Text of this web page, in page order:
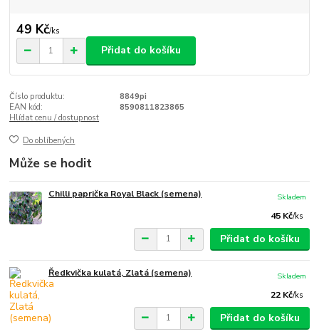
49 Kč/ks
Přidat do košíku
Číslo produktu:
8849pi
EAN kód:
8590811823865
Hlídat cenu / dostupnost
Do oblíbených
Může se hodit
Chilli paprička Royal Black (semena)
45 Kč/ks
Skladem
Přidat do košíku
Ředkvička kulatá, Zlatá (semena)
22 Kč/ks
Skladem
Přidat do košíku